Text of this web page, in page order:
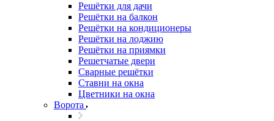
Решётки для дачи
Решётки на балкон
Решётки на кондиционеры
Решётки на лоджию
Решётки на приямки
Решетчатые двери
Сварные решётки
Ставни на окна
Цветники на окна
Ворота